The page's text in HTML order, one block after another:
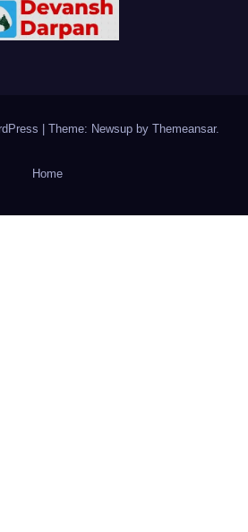
| Theme: Newsup by Themeansar.
Home